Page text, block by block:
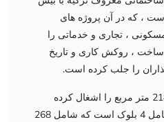
است ، که در آن پروژه های
، تجاری و خدماتی را
، روکش کاری و تاریخ
را جلب کرده است.
چهار برج پروژه مساحت 21800 متر مربع را اشغال کرده
است. این پروژه خانوادگی شامل 4 بلوک است که شامل 268